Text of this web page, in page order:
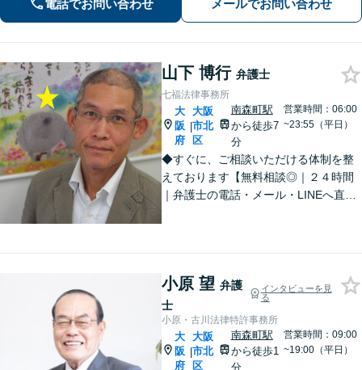
電話でお問い合わせ メールでお問い合わせ
山下 博行 弁護士
七福法律事務所
大
阪
府
|
大阪
市北
区
南森町駅
から徒歩7
分
営業時間：06:00
~23:55（平日）
◆すぐに、ご相談いただける体制を整
えております【無料相談◎｜２４時間
｜弁護士の電話・メール・LINEへ直通
小原 望 弁護
士
インタビューを見
る
小原・古川法律特許事務所
大
阪
府
|
大阪
市北
区
南森町駅
から徒歩1
分
営業時間：09:00
~19:00（平日）